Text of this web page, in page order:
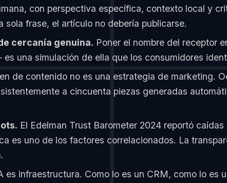
con perspectiva específica, contexto local y
frase, el artículo no debería publicarse.
cercanía genuina. Poner el nombre del receptor
una simulación de ella que los consumidores
de contenido no es una estrategia de marketing.
a cincuenta piezas generadas
El Edelman Trust Barometer 2024 reportó
es uno de los factores correlacionados. La
es infraestructura. Como lo es un CRM, como lo es